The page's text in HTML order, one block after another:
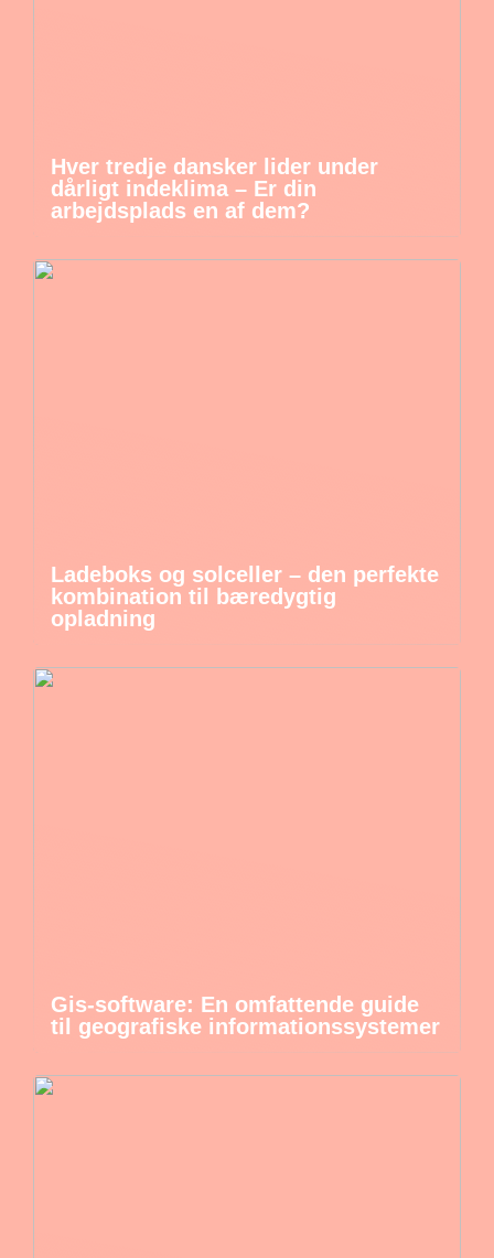
Hver tredje dansker lider under
dårligt indeklima – Er din
arbejdsplads en af dem?
Ladeboks og solceller – den perfekte
kombination til bæredygtig
opladning
Gis-software: En omfattende guide
til geografiske informationssystemer